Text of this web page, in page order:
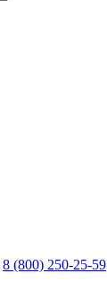
8 (800) 250-25-59